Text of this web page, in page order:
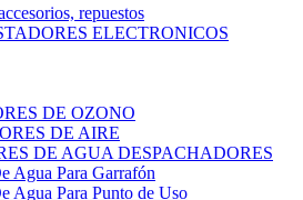
repuestos
ELECTRONICOS
DE OZONO
DE AIRE
DE AGUA DESPACHADORES
Agua Para Garrafón
Agua Para Punto de Uso